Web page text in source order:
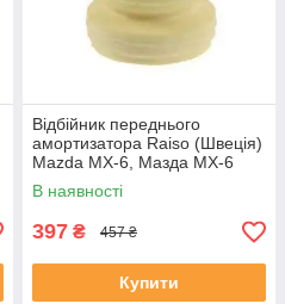
Відбійник переднього
амортизатора Raiso (Швеція)
Mazda MX-6, Мазда МХ-6
#RK48380 UAKCJTA4
В наявності
397 ₴ 457 ₴
Купити